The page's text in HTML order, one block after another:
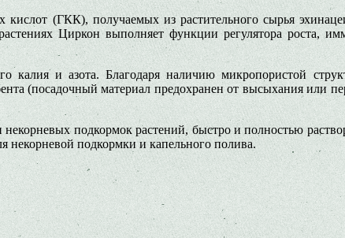
(ГКК), полу­чаемых из растительного сырья
Циркон вы­полняет функции регулятора роста,
и азота. Благодаря наличию микропористой
(по­садочный материал предохранен от высыхания или
подкормок растений, быстро и пол­ностью
подкормки и капельного полива.